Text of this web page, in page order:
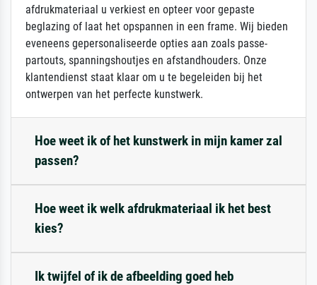
afdrukmateriaal u verkiest en opteer voor gepaste
beglazing of laat het opspannen in een frame. Wij bieden
eveneens gepersonaliseerde opties aan zoals passe-
partouts, spanningshoutjes en afstandhouders. Onze
klantendienst staat klaar om u te begeleiden bij het
ontwerpen van het perfecte kunstwerk.
Hoe weet ik of het kunstwerk in mijn kamer zal
passen?
Hoe weet ik welk afdrukmateriaal ik het best
kies?
Ik twijfel of ik de afbeelding goed heb